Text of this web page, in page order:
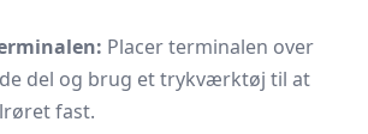
Placer terminalen over
del og brug et trykværktøj til at
fast.